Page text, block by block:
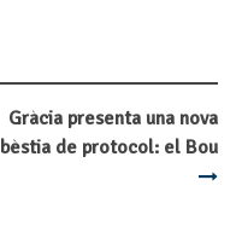
Gràcia presenta una nova
bèstia de protocol: el Bou